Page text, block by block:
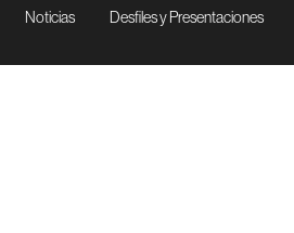
Noticias Desfiles y Presentaciones